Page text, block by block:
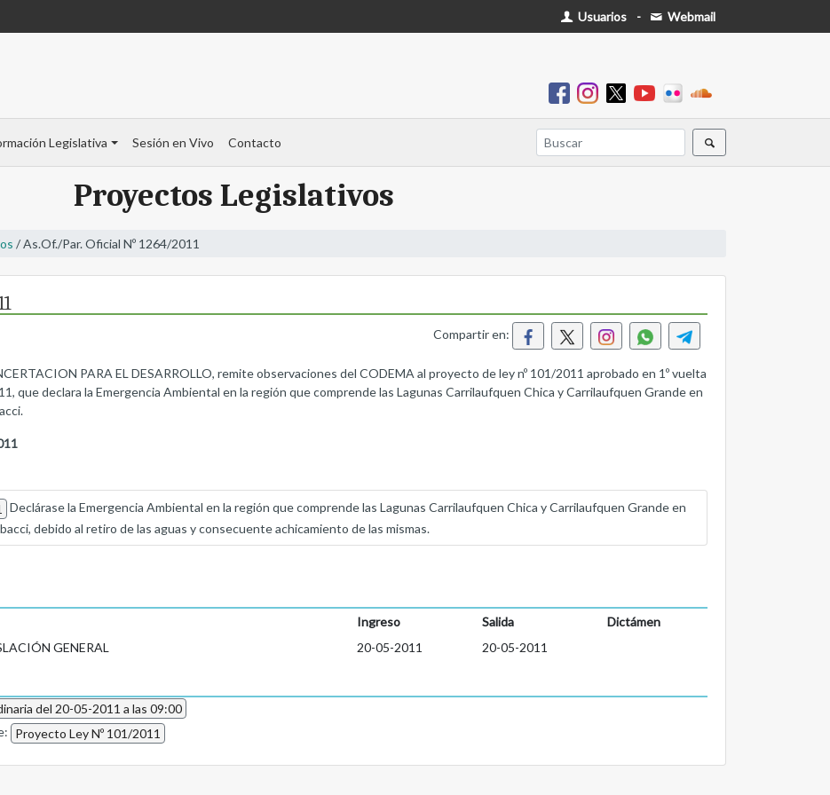
Usuarios - Webmail
Legislativa Sesión en Vivo Contacto
Proyectos Legislativos
/ As.Of./Par. Oficial Nº 1264/2011
Compartir en:
PARA EL DESARROLLO, remite observaciones del CODEMA al proyecto de ley nº 101/2011 aprobado en 1º vuelta
que declara la Emergencia Ambiental en la región que comprende las Lagunas Carrilaufquen Chica y Carrilaufquen Grande en
Declárase la Emergencia Ambiental en la región que comprende las Lagunas Carrilaufquen Chica y Carrilaufquen Grande en
debido al retiro de las aguas y consecuente achicamiento de las mismas.
Ingreso Salida
Dictámen
GENERAL
20-05-2011 20-05-2011
del 20-05-2011 a las 09:00
Proyecto Ley Nº 101/2011